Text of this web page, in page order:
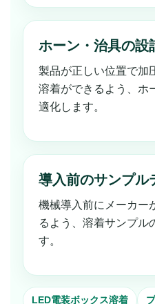
ホーン・治具の設
製品が正しい位置で加
溶着ができるよう、ホ
適化します。
導入前のサンプル
機械導入前にメーカー
るよう、溶着サンプル
す。
LED電装ボックス溶着